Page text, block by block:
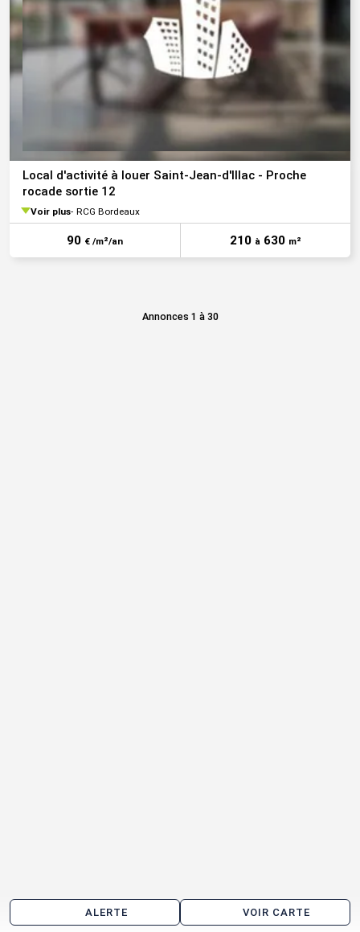
Local d'activité à louer Saint-Jean-d'Illac - Proche
rocade sortie 12
Voir plus RCG Bordeaux
90 € /m²/an 210 à 630 m²
Annonces 1 à 30
ALERTE VOIR CARTE